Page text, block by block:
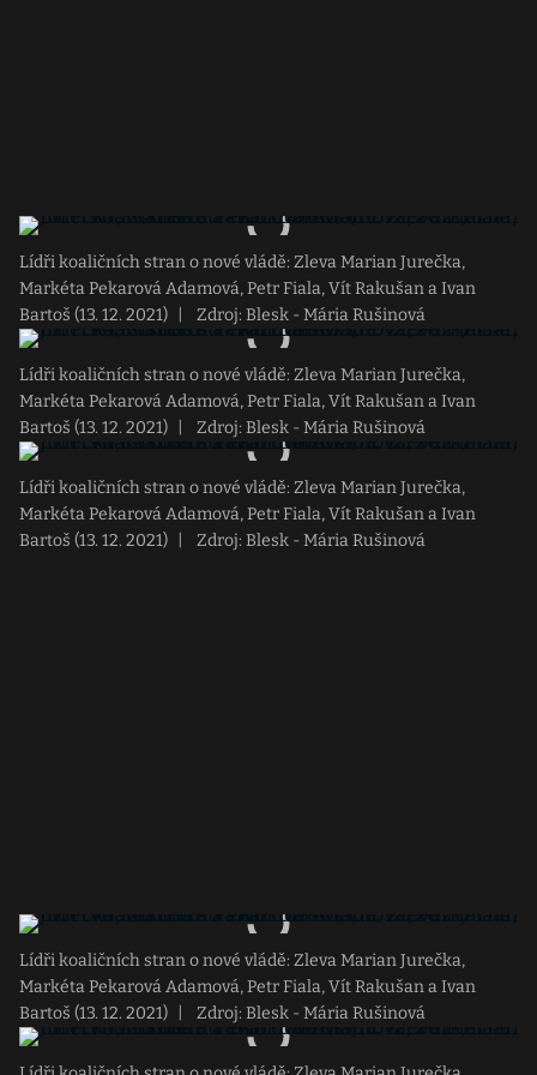
Lídři koaličních stran o nové vládě: Zleva Marian Jurečka,
Markéta Pekarová Adamová, Petr Fiala, Vít Rakušan a Ivan
Bartoš (13. 12. 2021)
Zdroj: Blesk - Mária Rušinová
Lídři koaličních stran o nové vládě: Zleva Marian Jurečka,
Markéta Pekarová Adamová, Petr Fiala, Vít Rakušan a Ivan
Bartoš (13. 12. 2021)
Zdroj: Blesk - Mária Rušinová
Lídři koaličních stran o nové vládě: Zleva Marian Jurečka,
Markéta Pekarová Adamová, Petr Fiala, Vít Rakušan a Ivan
Bartoš (13. 12. 2021)
Zdroj: Blesk - Mária Rušinová
Lídři koaličních stran o nové vládě: Zleva Marian Jurečka,
Markéta Pekarová Adamová, Petr Fiala, Vít Rakušan a Ivan
Bartoš (13. 12. 2021)
Zdroj: Blesk - Mária Rušinová